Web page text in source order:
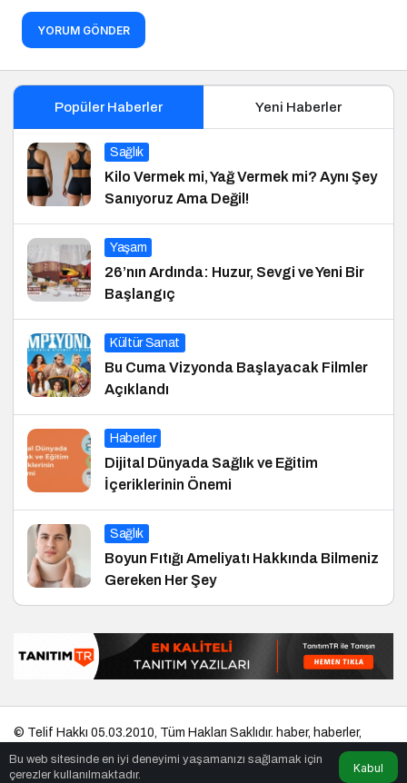
YORUM GÖNDER
Popüler Haberler Yeni Haberler
Sağlık
Kilo Vermek mi, Yağ Vermek mi? Aynı Şey
Sanıyoruz Ama Değil!
Yaşam
26’nın Ardında: Huzur, Sevgi ve Yeni Bir
Başlangıç
Kültür Sanat
Bu Cuma Vizyonda Başlayacak Filmler
Açıklandı
Haberler
Dijital Dünyada Sağlık ve Eğitim
İçeriklerinin Önemi
Sağlık
Boyun Fıtığı Ameliyatı Hakkında Bilmeniz
Gereken Her Şey
Bu web sitesinde en iyi deneyimi yaşamanızı sağlamak için
çerezler kullanılmaktadır.
Kabul
© Telif Hakkı 05.03.2010, Tüm Hakları Saklıdır. haber, haberler,
eshaber,
kadın, habertr